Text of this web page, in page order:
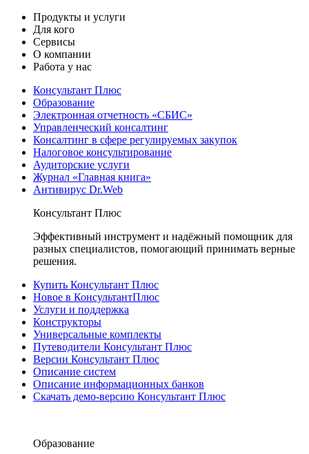
Продукты и услуги
Для кого
Сервисы
О компании
Работа у нас
Консультант Плюс
Образование
Электронная отчетность «СБИС»
Управленческий консалтинг
Консалтинг в сфере регулируемых закупок
Налоговое консультирование
Аудиторские услуги
Журнал «Главная книга»
Антивирус Dr.Web
Консультант Плюс
Эффективный инструмент и надёжный помощник для
разных специалистов, помогающий принимать верные
решения.
Купить Консультант Плюс
Новое в КонсультантПлюс
Услуги и поддержка
Конструкторы
Универсальные комплекты
Путеводители Консультант Плюс
Версии Консультант Плюс
Описание систем
Описание информационных банков
Скачать демо-версию Консультант Плюс
Образование